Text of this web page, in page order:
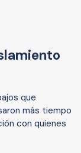
que
más tiempo
con quienes